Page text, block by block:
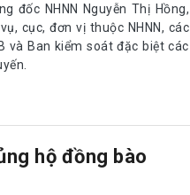
đốc NHNN Nguyễn Thị Hồng,
cục, đơn vị thuộc NHNN, các
và Ban kiểm soát đặc biệt các
hộ đồng bào